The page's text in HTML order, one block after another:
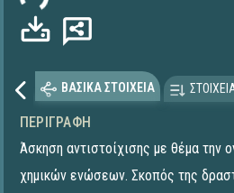
ΒΑΣΙΚΑ ΣΤΟΙΧΕΙΑ
ΠΕΡΙΓΡΑΦΉ
Άσκηση αντιστοίχισης με θέμα την
χημικών ενώσεων. Σκοπός της